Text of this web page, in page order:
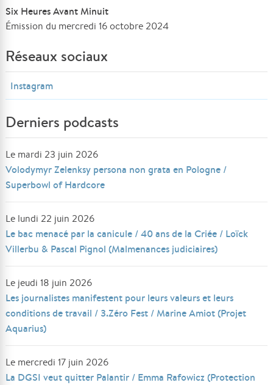
Six Heures Avant Minuit
Émission du mercredi 16 octobre 2024
Réseaux sociaux
Instagram
Derniers podcasts
Le mardi 23 juin 2026
Volodymyr Zelenksy persona non grata en Pologne /
Superbowl of Hardcore
Le lundi 22 juin 2026
Le bac menacé par la canicule / 40 ans de la Criée / Loïck
Villerbu & Pascal Pignol (Malmenances judiciaires)
Le jeudi 18 juin 2026
Les journalistes manifestent pour leurs valeurs et leurs
conditions de travail / 3.Zéro Fest / Marine Amiot (Projet
Aquarius)
Le mercredi 17 juin 2026
La DGSI veut quitter Palantir / Emma Rafowicz (Protection